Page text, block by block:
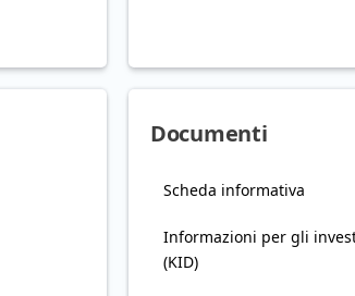
Documenti
Scheda informativa
Informazioni per gli
(KID)